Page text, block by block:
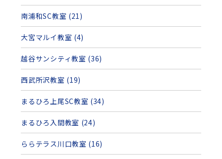
南浦和SC教室 (21)
大宮マルイ教室 (4)
越谷サンシティ教室 (36)
西武所沢教室 (19)
まるひろ上尾SC教室 (34)
まるひろ入間教室 (24)
ららテラス川口教室 (16)